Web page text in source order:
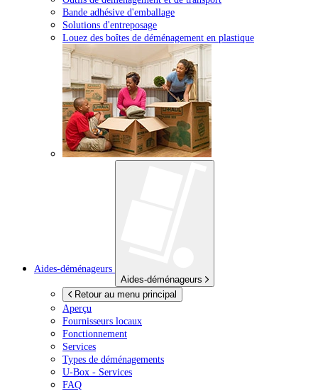
Bande adhésive d'emballage
Solutions d'entreposage
Louez des boîtes de déménagement en plastique
Aides-déménageurs
Aides-déménageurs
Retour au menu principal
Aperçu
Fournisseurs locaux
Fonctionnement
Services
Types de déménagements
U-Box - Services
FAQ